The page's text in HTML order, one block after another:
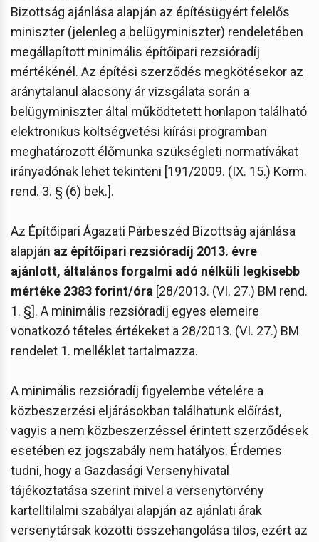
Bizottság ajánlása alapján az építésügyért felelős
miniszter (jelenleg a belügyminiszter) rendeletében
megállapított minimális építőipari rezsióradíj
mértékénél. Az építési szerződés megkötésekor az
aránytalanul alacsony ár vizsgálata során a
belügyminiszter által működtetett honlapon található
elektronikus költségvetési kiírási programban
meghatározott élőmunka szükségleti normatívákat
irányadónak lehet tekinteni [191/2009. (IX. 15.) Korm.
rend. 3. § (6) bek.].
Az Építőipari Ágazati Párbeszéd Bizottság ajánlása
alapján az építőipari rezsióradíj 2013. évre
ajánlott, általános forgalmi adó nélküli legkisebb
mértéke 2383 forint/óra [28/2013. (VI. 27.) BM rend.
1. §]. A minimális rezsióradíj egyes elemeire
vonatkozó tételes értékeket a 28/2013. (VI. 27.) BM
rendelet 1. melléklet tartalmazza.
A minimális rezsióradíj figyelembe vételére a
közbeszerzési eljárásokban találhatunk előírást,
vagyis a nem közbeszerzéssel érintett szerződések
esetében ez jogszabály nem hatályos. Érdemes
tudni, hogy a Gazdasági Versenyhivatal
tájékoztatása szerint mivel a versenytörvény
kartelltilalmi szabályai alapján az ajánlati árak
versenytársak közötti összehangolása tilos, ezért az